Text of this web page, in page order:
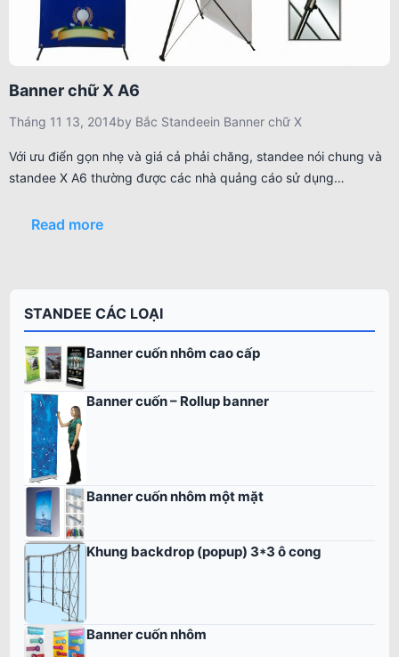
Banner chữ X A6
Tháng 11 13, 2014by Bắc Standeein Banner chữ X
Với ưu điển gọn nhẹ và giá cả phải chăng, standee nói chung và
standee X A6 thường được các nhà quảng cáo sử dụng…
Read more
STANDEE CÁC LOẠI
Banner cuốn nhôm cao cấp
Banner cuốn – Rollup banner
Banner cuốn nhôm một mặt
Khung backdrop (popup) 3*3 ô cong
Banner cuốn nhôm